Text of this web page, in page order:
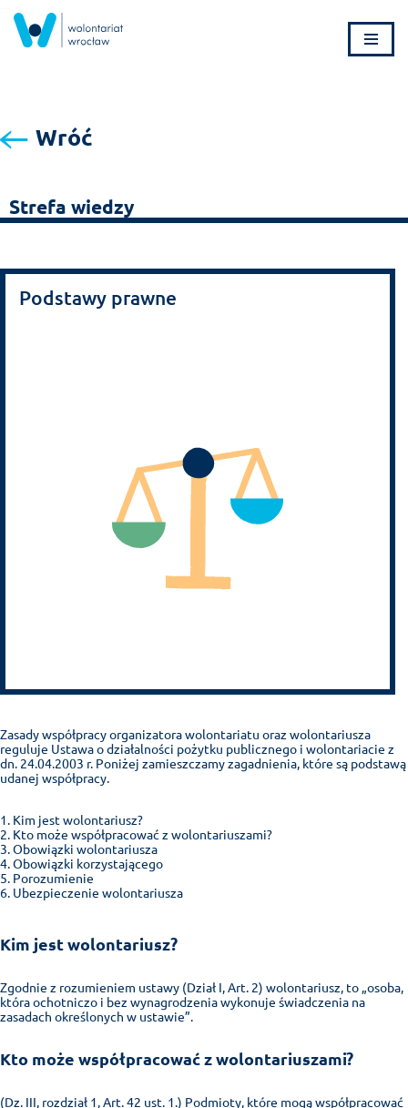
Przejdź
Wróć
Strefa wiedzy
Podstawy prawne
Zasady współpracy organizatora wolontariatu oraz wolontariusza
reguluje Ustawa o działalności pożytku publicznego i wolontariacie z
dn. 24.04.2003 r. Poniżej zamieszczamy zagadnienia, które są podstawą
udanej współpracy.
Kim jest wolontariusz?
Kto może współpracować z wolontariuszami?
Obowiązki wolontariusza
Obowiązki korzystającego
Porozumienie
Ubezpieczenie wolontariusza
Kim jest wolontariusz?
Zgodnie z rozumieniem ustawy (Dział I, Art. 2) wolontariusz, to „osoba,
która ochotniczo i bez wynagrodzenia wykonuje świadczenia na
zasadach określonych w ustawie”.
Kto może współpracować z wolontariuszami?
(Dz. III, rozdział 1, Art. 42 ust. 1.) Podmioty, które mogą współpracować